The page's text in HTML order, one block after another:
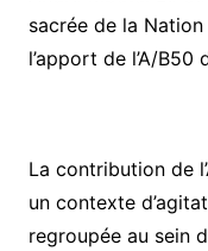
sacrée de la
l’apport de l’A/
La contribution de
un contexte
regroupée au sein